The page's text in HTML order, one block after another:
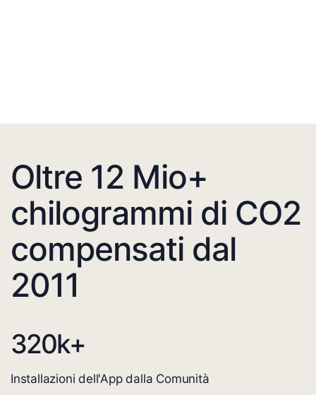
Oltre 12 Mio+
chilogrammi di CO2
compensati dal
2011
320k+
Installazioni dell'App dalla Comunità